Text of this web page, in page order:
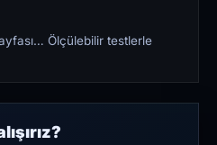
Ölçülebilir testlerle